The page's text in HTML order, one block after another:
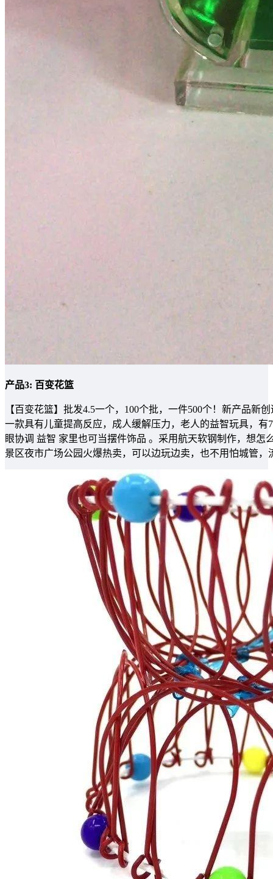
产品3: 百变花篮
【百变花篮】批发4.5一个，100个批，一件500个！新产品
一款具有儿童提高反应，成人缓解压力，老人的益智玩具，
眼协调 益智 家里也可当摆件饰品 。采用航天软钢制作，想
景区夜市广场公园火爆热卖，可以边玩边卖，也不用怕城管